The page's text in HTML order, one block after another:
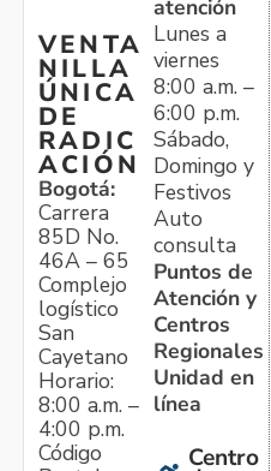
VENTA
NILLA
ÚNICA
DE
RADIC
ACIÓN
Bogotá:
Carrera
85D No.
46A – 65
Complejo
logístico
San
Cayetano
Horario:
8:00 a.m. –
4:00 p.m.
Código
atención
Lunes a
viernes
8:00 a.m. –
6:00 p.m.
Sábado,
Domingo y
Festivos
Auto
consulta
Puntos de
Atención y
Centros
Regionales
Unidad en
línea
Centro